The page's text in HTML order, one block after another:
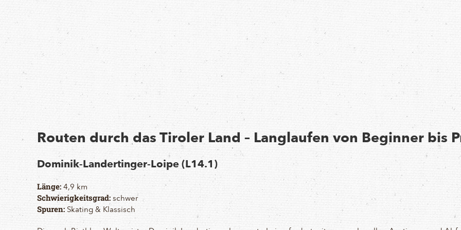
Routen durch das Tiroler Land – Langlaufen von Beginner bis
Dominik-Landertinger-Loipe (L14.1)
Länge: 4,9 km
Schwierigkeitsgrad: schwer
Spuren: Skating & Klassisch